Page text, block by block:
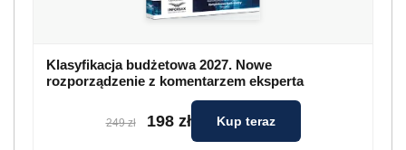
Klasyfikacja budżetowa 2027. Nowe
rozporządzenie z komentarzem eksperta
249 zł 198 zł Kup teraz